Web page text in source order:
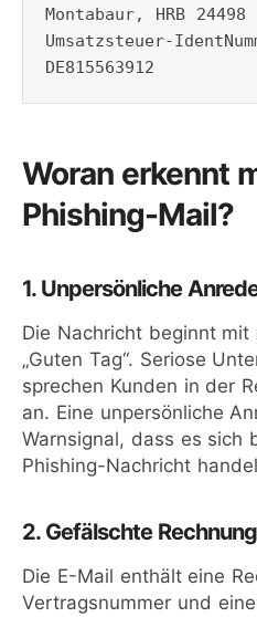
Montabaur, HRB 24498
Umsatzsteuer-
DE815563912
Woran erkennt
Phishing-Mail?
1. Unpersönliche
Die Nachricht beginnt mit
„Guten Tag“. Seriose
sprechen Kunden in der
an. Eine unpersönliche
Warnsignal, dass es sich
Phishing-Nachricht
2. Gefälschte
Die E-Mail enthält eine
Vertragsnummer und